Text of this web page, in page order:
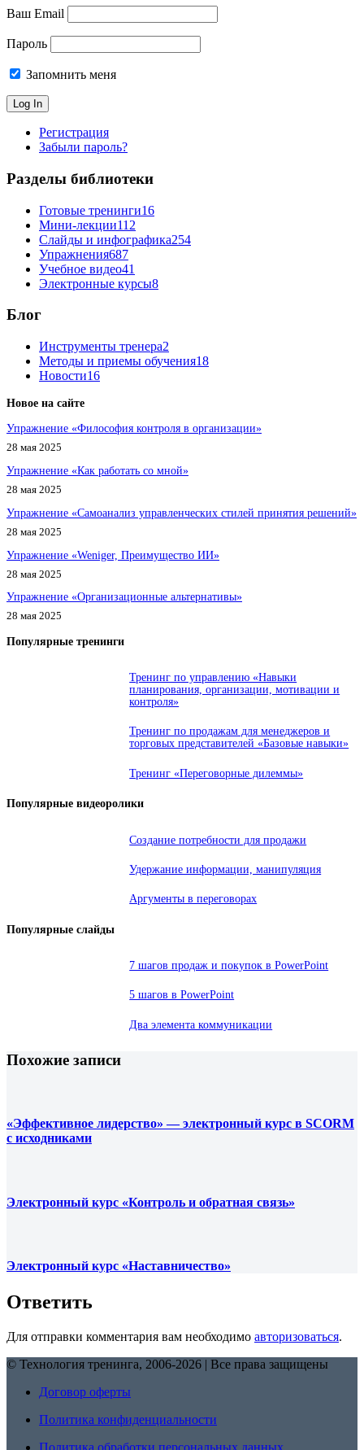
Ваш Email
Пароль
Запомнить меня
Регистрация
Забыли пароль?
Разделы библиотеки
Готовые тренинги16
Мини-лекции112
Слайды и инфографика254
Упражнения687
Учебное видео41
Электронные курсы8
Блог
Инструменты тренера2
Методы и приемы обучения18
Новости16
Новое на сайте
Упражнение «Философия контроля в организации»
28 мая 2025
Упражнение «Как работать со мной»
28 мая 2025
Упражнение «Самоанализ управленческих стилей принятия решений»
28 мая 2025
Упражнение «Weniger, Преимущество ИИ»
28 мая 2025
Упражнение «Организационные альтернативы»
28 мая 2025
Популярные тренинги
Тренинг по управлению «Навыки
планирования, организации, мотивации и
контроля»
Тренинг по продажам для менеджеров и
торговых представителей «Базовые навыки»
Тренинг «Переговорные дилеммы»
Популярные видеоролики
Создание потребности для продажи
Удержание информации, манипуляция
Аргументы в переговорах
Популярные слайды
7 шагов продаж и покупок в PowerPoint
5 шагов в PowerPoint
Два элемента коммуникации
Похожие записи
«Эффективное лидерство» — электронный курс в SCORM
с исходниками
Электронный курс «Контроль и обратная связь»
Электронный курс «Наставничество»
Ответить
Для отправки комментария вам необходимо авторизоваться.
© Технология тренинга, 2006-2026 | Все права защищены
Договор оферты
Политика конфиденциальности
Политика обработки персональных данных